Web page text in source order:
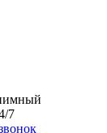
7